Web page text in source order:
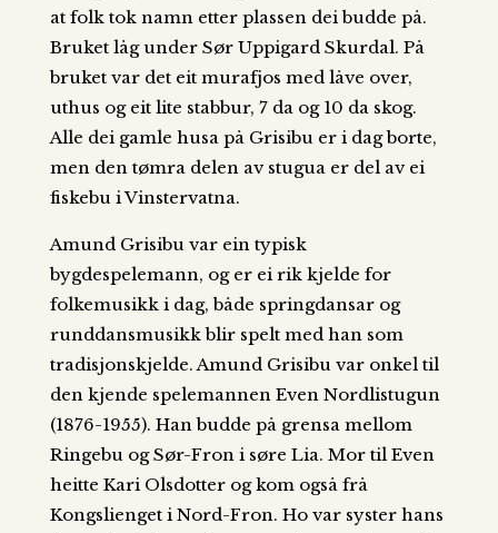
at folk tok namn etter plassen dei budde på.
Bruket låg under Sør Uppigard Skurdal. På
bruket var det eit murafjos med låve over,
uthus og eit lite stabbur, 7 da og 10 da skog.
Alle dei gamle husa på Grisibu er i dag borte,
men den tømra delen av stugua er del av ei
fiskebu i Vinstervatna.
Amund Grisibu var ein typisk
bygdespelemann, og er ei rik kjelde for
folkemusikk i dag, både springdansar og
runddansmusikk blir spelt med han som
tradisjonskjelde. Amund Grisibu var onkel til
den kjende spelemannen Even Nordlistugun
(1876-1955). Han budde på grensa mellom
Ringebu og Sør-Fron i søre Lia. Mor til Even
heitte Kari Olsdotter og kom også frå
Kongslienget i Nord-Fron. Ho var syster hans